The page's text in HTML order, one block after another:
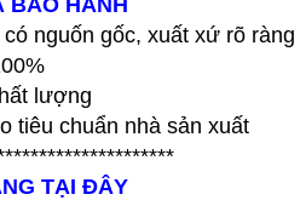
nguốn gốc, xuất xứ rõ ràng
lượng
tiêu chuẩn nhà sản xuất
TẠI ĐÂY